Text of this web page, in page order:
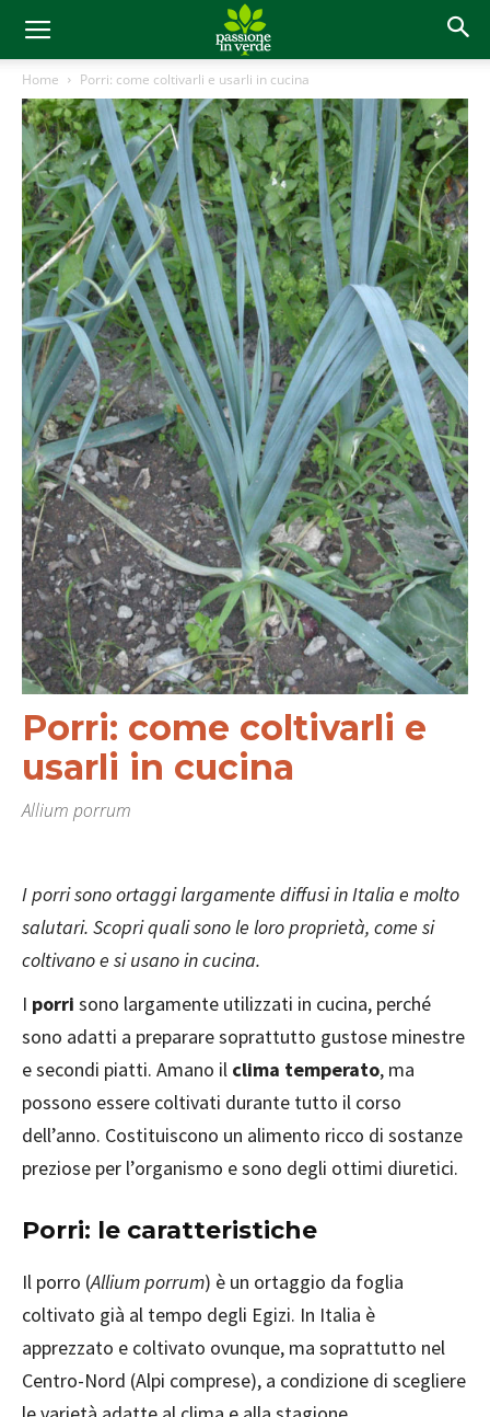
Home Porri: come coltivarli e usarli in cucina
Porri: come coltivarli e
usarli in cucina
Allium porrum
I porri sono ortaggi largamente diffusi in Italia e molto
salutari. Scopri quali sono le loro proprietà, come si
coltivano e si usano in cucina.
I porri sono largamente utilizzati in cucina, perché
sono adatti a preparare soprattutto gustose minestre
e secondi piatti. Amano il clima temperato, ma
possono essere coltivati durante tutto il corso
dell’anno. Costituiscono un alimento ricco di sostanze
preziose per l’organismo e sono degli ottimi diuretici.
Porri: le caratteristiche
Il porro (Allium porrum) è un ortaggio da foglia
coltivato già al tempo degli Egizi. In Italia è
apprezzato e coltivato ovunque, ma soprattutto nel
Centro-Nord (Alpi comprese), a condizione di scegliere